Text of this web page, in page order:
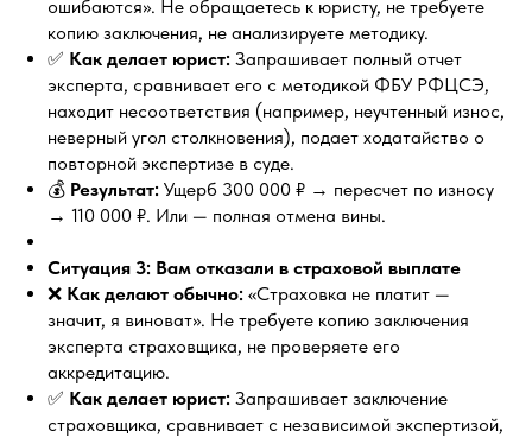
ошибаются». Не обращаетесь к юристу, не требуете
копию заключения, не анализируете методику.
✅ Как делает юрист: Запрашивает полный отчет
эксперта, сравнивает его с методикой ФБУ РФЦСЭ,
находит несоответствия (например, неучтенный износ,
неверный угол столкновения), подает ходатайство о
повторной экспертизе в суде.
💰 Результат: Ущерб 300 000 ₽ → пересчет по износу
→ 110 000 ₽. Или — полная отмена вины.
Ситуация 3: Вам отказали в страховой выплате
❌ Как делают обычно: «Страховка не платит —
значит, я виноват». Не требуете копию заключения
эксперта страховщика, не проверяете его
аккредитацию.
✅ Как делает юрист: Запрашивает заключение
страховщика, сравнивает с независимой экспертизой,